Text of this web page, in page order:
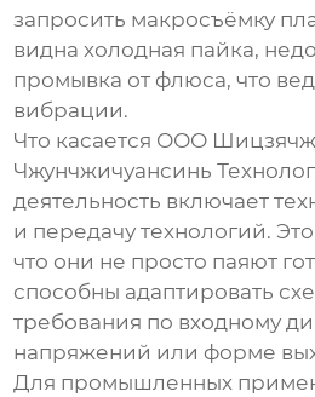
запросить макросъёмку
видна холодная пайка,
промывка от флюса, что
вибрации.
Что касается ООО
Чжунчжичуансинь
деятельность включает
и передачу технологий.
что они не просто паяют
способны адаптировать
требования по входному
напряжений или форме
Для промышленных